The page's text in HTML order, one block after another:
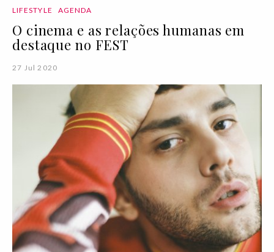
LIFESTYLE AGENDA
O cinema e as relações humanas em
destaque no FEST
27 Jul 2020